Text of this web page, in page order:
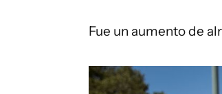
Fue un aumento de